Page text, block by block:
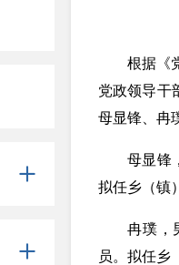
根据《
党政领导干
母显锋、冉
母显锋
拟任乡（镇
冉璞，
员。拟任乡